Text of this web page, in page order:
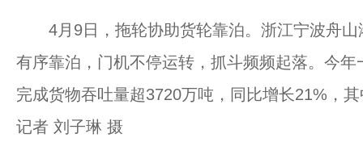
4月9日，拖轮协助货轮靠泊。浙江宁波舟山
有序靠泊，门机不停运转，抓斗频频起落。今
完成货物吞吐量超3720万吨，同比增长21%，
记者 刘子琳 摄